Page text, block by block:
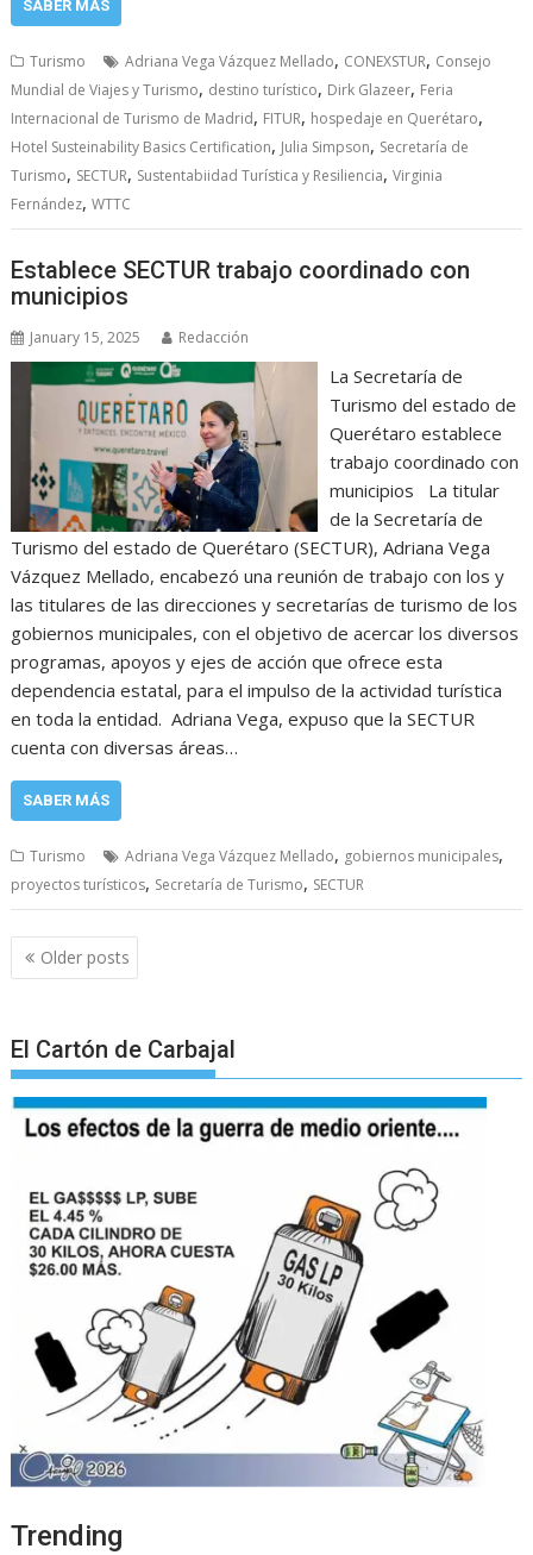
SABER MÁS
Turismo Adriana Vega Vázquez Mellado, CONEXSTUR, Consejo
Mundial de Viajes y Turismo, destino turístico, Dirk Glazeer, Feria
Internacional de Turismo de Madrid, FITUR, hospedaje en Querétaro,
Hotel Susteinability Basics Certification, Julia Simpson, Secretaría de
Turismo, SECTUR, Sustentabiidad Turística y Resiliencia,Virginia
Fernández,WTTC
Establece SECTUR trabajo coordinado con
municipios
January 15, 2025 Redacción
La Secretaría de
Turismo del estado de
Querétaro establece
trabajo coordinado con
municipios La titular
de la Secretaría de
Turismo del estado de Querétaro (SECTUR), Adriana Vega
Vázquez Mellado, encabezó una reunión de trabajo con los y
las titulares de las direcciones y secretarías de turismo de los
gobiernos municipales, con el objetivo de acercar los diversos
programas, apoyos y ejes de acción que ofrece esta
dependencia estatal, para el impulso de la actividad turística
en toda la entidad. Adriana Vega, expuso que la SECTUR
cuenta con diversas áreas…
SABER MÁS
Turismo Adriana Vega Vázquez Mellado, gobiernos municipales,
proyectos turísticos, Secretaría de Turismo, SECTUR
Posts
navigation
Older posts
El Cartón de Carbajal
Trending